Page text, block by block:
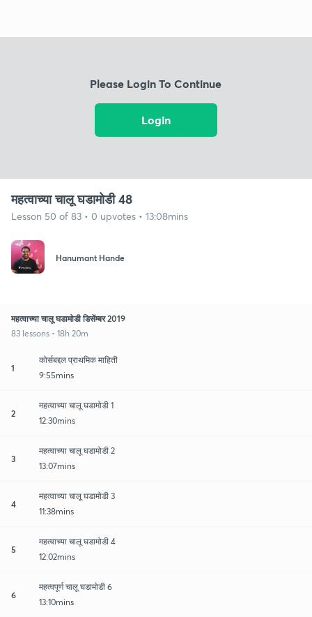
Please Login To Continue
Login
महत्वाच्या चालू घडामोडी 48
Lesson 50 of 83 • 0 upvotes • 13:08mins
Hanumant Hande
महत्वाच्या चालू घडामोडी डिसेंम्बर 2019
83 lessons • 18h 20m
1
कोर्सबद्दल प्राथमिक माहिती
9:55mins
2
महत्वाच्या चालू घडामोडी 1
12:30mins
3
महत्वाच्या चालू घडामोडी 2
13:07mins
4
महत्वाच्या चालू घडामोडी 3
11:38mins
5
महत्वाच्या चालू घडामोडी 4
12:02mins
6
महत्वपूर्ण चालू घडामोडी 6
13:10mins